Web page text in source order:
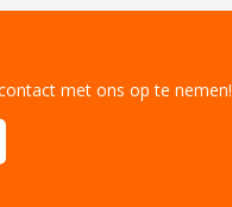
met ons op te nemen!